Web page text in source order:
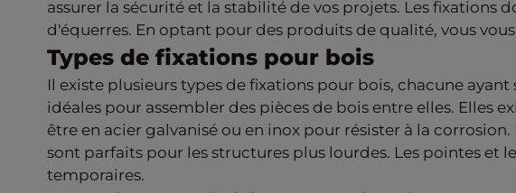
assurer la sécurité et la stabilité de vos projets. Les fixations
d'équerres. En optant pour des produits de qualité, vous
Types de fixations pour bois
Il existe plusieurs types de fixations pour bois, chacune
idéales pour assembler des pièces de bois entre elles. Elles
être en acier galvanisé ou en inox pour résister à la
sont parfaits pour les structures plus lourdes. Les pointes et
temporaires.